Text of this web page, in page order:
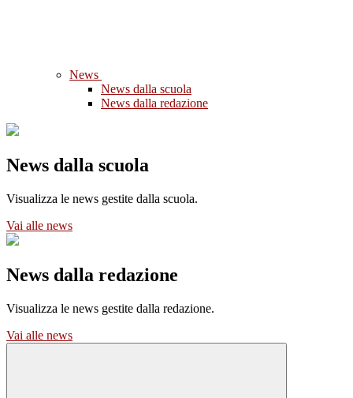
News
News dalla scuola
News dalla redazione
News dalla scuola
Visualizza le news gestite dalla scuola.
Vai alle news
News dalla redazione
Visualizza le news gestite dalla redazione.
Vai alle news